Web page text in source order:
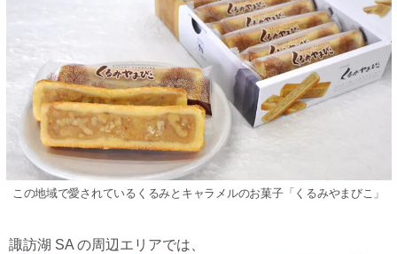
この地域で愛されているくるみとキャラメルのお菓⼦「くるみやまびこ」
諏訪湖 SA の周辺エリアでは、